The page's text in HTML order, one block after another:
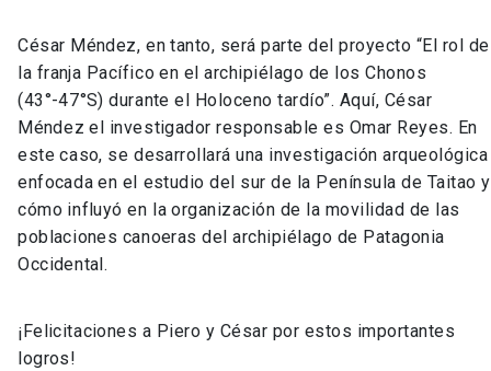
César Méndez, en tanto, será parte del proyecto “El rol de
la franja Pacífico en el archipiélago de los Chonos
(43°-47°S) durante el Holoceno tardío”. Aquí, César
Méndez el investigador responsable es Omar Reyes. En
este caso, se desarrollará una investigación arqueológica
enfocada en el estudio del sur de la Península de Taitao y
cómo influyó en la organización de la movilidad de las
poblaciones canoeras del archipiélago de Patagonia
Occidental.
¡Felicitaciones a Piero y César por estos importantes
logros!